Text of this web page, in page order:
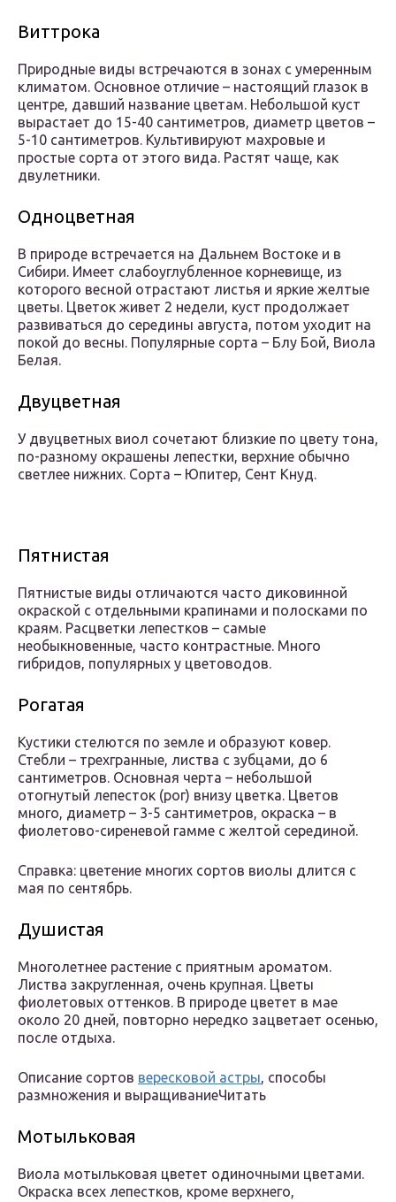
Виттрока
Природные виды встречаются в зонах с умеренным
климатом. Основное отличие – настоящий глазок в
центре, давший название цветам. Небольшой куст
вырастает до 15-40 сантиметров, диаметр цветов –
5-10 сантиметров. Культивируют махровые и
простые сорта от этого вида. Растят чаще, как
двулетники.
Одноцветная
В природе встречается на Дальнем Востоке и в
Сибири. Имеет слабоуглубленное корневище, из
которого весной отрастают листья и яркие желтые
цветы. Цветок живет 2 недели, куст продолжает
развиваться до середины августа, потом уходит на
покой до весны. Популярные сорта – Блу Бой, Виола
Белая.
Двуцветная
У двуцветных виол сочетают близкие по цвету тона,
по-разному окрашены лепестки, верхние обычно
светлее нижних. Сорта – Юпитер, Сент Кнуд.
Пятнистая
Пятнистые виды отличаются часто диковинной
окраской с отдельными крапинами и полосками по
краям. Расцветки лепестков – самые
необыкновенные, часто контрастные. Много
гибридов, популярных у цветоводов.
Рогатая
Кустики стелются по земле и образуют ковер.
Стебли – трехгранные, листва с зубцами, до 6
сантиметров. Основная черта – небольшой
отогнутый лепесток (рог) внизу цветка. Цветов
много, диаметр – 3-5 сантиметров, окраска – в
фиолетово-сиреневой гамме с желтой серединой.
Справка: цветение многих сортов виолы длится с
мая по сентябрь.
Душистая
Многолетнее растение с приятным ароматом.
Листва закругленная, очень крупная. Цветы
фиолетовых оттенков. В природе цветет в мае
около 20 дней, повторно нередко зацветает осенью,
после отдыха.
Описание сортов вересковой астры, способы
размножения и выращиваниеЧитать
Мотыльковая
Виола мотыльковая цветет одиночными цветами.
Окраска всех лепестков, кроме верхнего,